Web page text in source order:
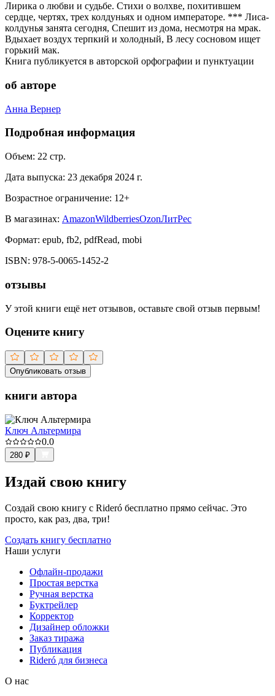
Лирика o любви и судьбе. Стихи о волхве, похитившем
сердце, чертях, трех колдуньях и одном императоре. *** Лиса-
колдунья занята сегодня, Спешит из дома, несмотря на мрак.
Вдыхает воздух терпкий и холодный, В лесу сосновом ищет
горький мак.
Книга публикуется в авторской орфографии и пунктуации
об авторе
Анна Вернер
Подробная информация
Объем: 22 стр.
Дата выпуска: 23 декабря 2024 г.
Возрастное ограничение: 12+
В магазинах: AmazonWildberriesOzonЛитРес
Формат: epub, fb2, pdfRead, mobi
ISBN: 978-5-0065-1452-2
отзывы
У этой книги ещё нет отзывов, оставьте свой отзыв первым!
Оцените книгу
Опубликовать отзыв
книги автора
Ключ Альтермира
0.0
280 ₽
Издай свою книгу
Создай свою книгу с Rideró бесплатно прямо сейчас. Это
просто, как раз, два, три!
Создать книгу бесплатно
Наши услуги
Офлайн-продажи
Простая верстка
Ручная верстка
Буктрейлер
Корректор
Дизайнер обложки
Заказ тиража
Публикация
Rideró для бизнеса
О нас